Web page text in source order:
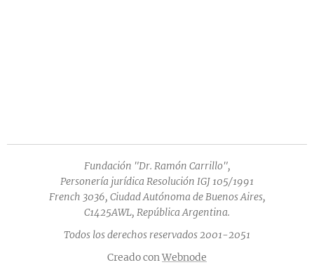
Fundación "Dr. Ramón Carrillo",
Personería jurídica Resolución IGJ 105/1991
French 3036, Ciudad Autónoma de Buenos Aires,
C1425AWL, República Argentina.
Todos los derechos reservados 2001-2051
Creado conWebnode